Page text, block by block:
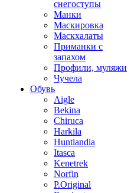
снегоступы
Манки
Маскировка
Маскхалаты
Приманки с
запахом
Профили, муляжи
Чучела
Обувь
Aigle
Bekina
Chiruсa
Harkila
Huntlandia
Itasca
Kenetrek
Norfin
P.Original